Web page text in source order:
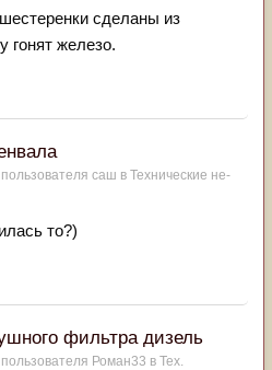
сделаны из
гонят железо.
саш в Технические не-
то?)
фильтра дизель
Роман33 в Тех.